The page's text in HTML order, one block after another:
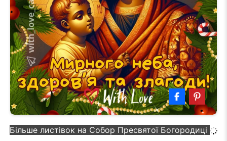
Більше листівок на Собор Пресвятої Богородиці